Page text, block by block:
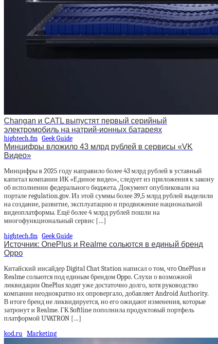
Changan и CATL выпустят первый серийный
электромобиль на натрий-ионных батареях
hightech.fm Geek Guide
Минцифры вложило 43 млрд рублей в сервисы «VK
Видео»
Минцифры в 2025 году направило более 43 млрд рублей в уставный
капитал компании ИК «Единое видео», следует из приложения к закону
об исполнении федерального бюджета. Документ опубликовали на
портале regulation.gov. Из этой суммы более 39,5 млрд рублей выделили
на создание, развитие, эксплуатацию и продвижение национальной
видеоплатформы. Ещё более 4 млрд рублей пошли на
многофункциональный сервис […]
hightech.fm Geek Guide
Источник: OnePlus и Realme сольются в единый бренд
Oppo
Китайский инсайдер Digital Chat Station написал о том, что OnePlus и
Realme сольются под единым брендом Oppo. Слухи о возможной
ликвидации OnePlus ходят уже достаточно долго, хотя руководство
компании неоднократно их опровергало, добавляет Android Authority.
В итоге бренд не ликвидируется, но его ожидают изменения, которые
затронут и Realme. ГК Softline пополнила продуктовый портфель
платформой UVATRON […]
kod.ru Marketing